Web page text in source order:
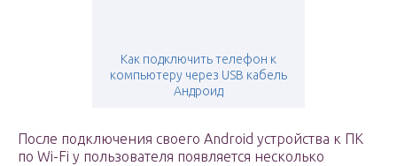
Как подключить телефон к
компьютеру через USB кабель
Андроид
После подключения своего Android устройства к ПК
по Wi-Fi у пользователя появляется несколько